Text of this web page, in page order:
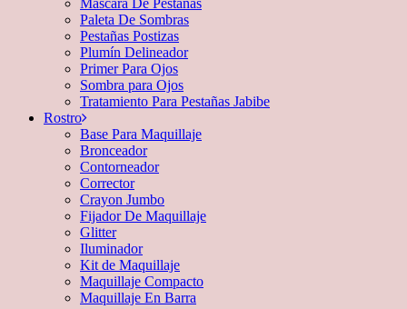
Máscara De Pestañas
Paleta De Sombras
Pestañas Postizas
Plumín Delineador
Primer Para Ojos
Sombra para Ojos
Tratamiento Para Pestañas Jabibe
Rostro
Base Para Maquillaje
Bronceador
Contorneador
Corrector
Crayon Jumbo
Fijador De Maquillaje
Glitter
Iluminador
Kit de Maquillaje
Maquillaje Compacto
Maquillaje En Barra